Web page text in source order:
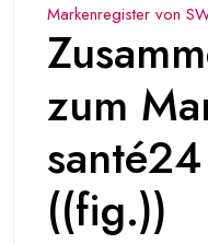
Markenregister von
zum
((fig.))